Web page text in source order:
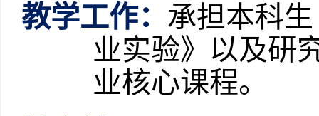
教学工作： 承担本科
业实验》以及研
业核心课程。